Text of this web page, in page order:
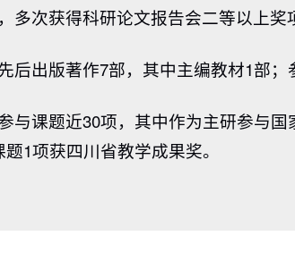
多次获得科研论文报告会二等以上奖
后出版著作7部，其中主编教材1部；
与课题近30项，其中作为主研参与
1项获四川省教学成果奖。